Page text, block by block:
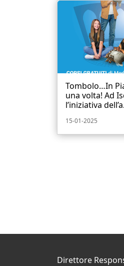
Tombolo…In
una volta! Ad
l’iniziativa
15-01-2025
Direttore